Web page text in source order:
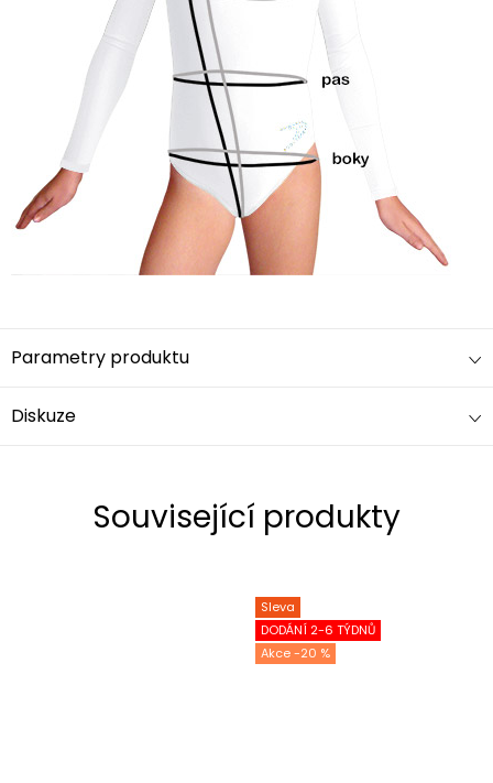
Parametry produktu
Diskuze
Související produkty
Sleva
DODÁNÍ 2-6 TÝDNŮ
-20 %